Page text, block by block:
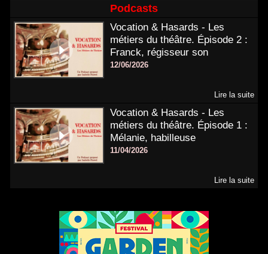
Podcasts
Vocation & Hasards - Les
métiers du théâtre. Épisode 2 :
Franck, régisseur son
12/06/2026
Lire la suite
Vocation & Hasards - Les
métiers du théâtre. Épisode 1 :
Mélanie, habilleuse
11/04/2026
Lire la suite